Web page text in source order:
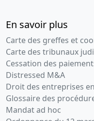
En savoir plus
Carte des greffes et
Carte des tribunaux
Cessation des
Distressed M&A
Droit des entreprises
Glossaire des
Mandat ad hoc